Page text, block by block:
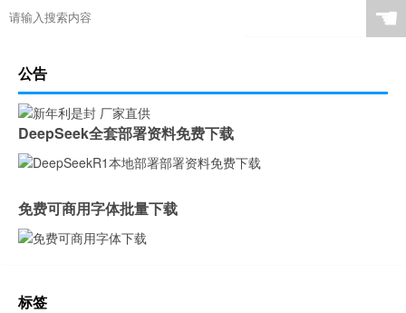
☚
公告
DeepSeek全套部署资料免费下载
免费可商用字体批量下载
标签